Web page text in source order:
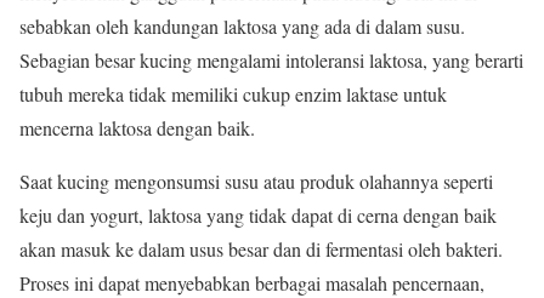
sebabkan oleh kandungan laktosa yang ada di dalam susu.
Sebagian besar kucing mengalami intoleransi laktosa, yang berarti
tubuh mereka tidak memiliki cukup enzim laktase untuk
mencerna laktosa dengan baik.
Saat kucing mengonsumsi susu atau produk olahannya seperti
keju dan yogurt, laktosa yang tidak dapat di cerna dengan baik
akan masuk ke dalam usus besar dan di fermentasi oleh bakteri.
Proses ini dapat menyebabkan berbagai masalah pencernaan,